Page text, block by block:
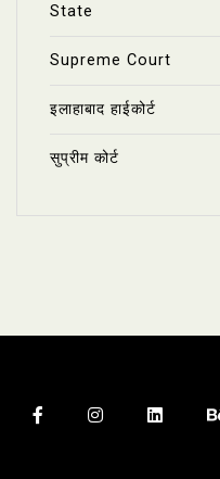
State
Supreme Court
इलाहाबाद हाईकोर्ट
सुप्रीम कोर्ट